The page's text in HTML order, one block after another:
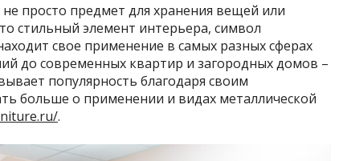
просто предмет для хранения вещей или
стильный элемент интерьера, символ
свое применение в самых разных сферах
до современных квартир и загородных домов –
популярность благодаря своим
больше о применении и видах металлической
.